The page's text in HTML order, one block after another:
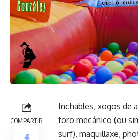
COMPARTIR
Inchables, xogos de
toro mecánico (ou
surf), maquillaxe,